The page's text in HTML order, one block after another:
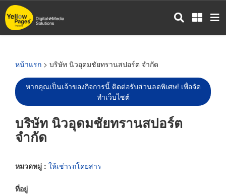
ข้าม
ไป
หน้าแรก > บริษัท นิวอุดมชัยทรานสปอร์ต จำกัด
หากคุณเป็นเจ้าของกิจการนี้ ติดต่อรับส่วนลดพิเศษ! เพื่อจัด
ทำเว็บไซต์
บริษัท นิวอุดมชัยทรานสปอร์ต
จำกัด
หมวดหมู่ : ให้เช่ารถโดยสาร
ที่อยู่